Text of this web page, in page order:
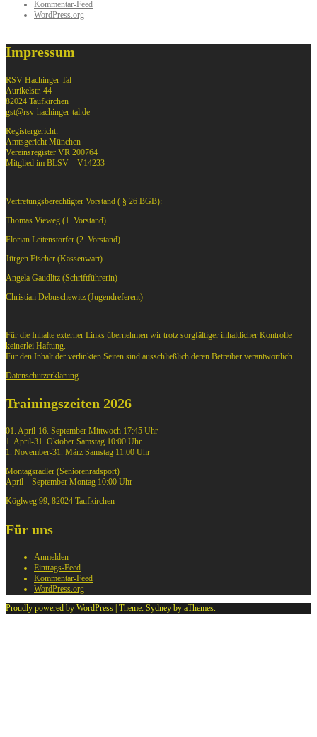
Kommentar-Feed
WordPress.org
Impressum
RSV Hachinger Tal
Aurikelstr. 44
82024 Taufkirchen
gst@rsv-hachinger-tal.de
Registergericht:
Amtsgericht München
Vereinsregister VR 200764
Mitglied im BLSV – V14233
Vertretungsberechtigter Vorstand ( § 26 BGB):
Thomas Vieweg (1. Vorstand)
Florian Leitenstorfer (2. Vorstand)
Jürgen Fischer (Kassenwart)
Angela Gaudlitz (Schriftführerin)
Christian Debuschewitz (Jugendreferent)
Für die Inhalte externer Links übernehmen wir trotz sorgfältiger inhaltlicher Kontrolle
keinerlei Haftung.
Für den Inhalt der verlinkten Seiten sind ausschließlich deren Betreiber verantwortlich.
Datenschutzerklärung
Trainingszeiten 2026
01. April-16. September Mittwoch 17:45 Uhr
1. April-31. Oktober Samstag 10:00 Uhr
1. November-31. März Samstag 11:00 Uhr
Montagsradler (Seniorenradsport)
April – September Montag 10:00 Uhr
Köglweg 99, 82024 Taufkirchen
Für uns
Anmelden
Eintrags-Feed
Kommentar-Feed
WordPress.org
Proudly powered by WordPress Theme: Sydney by aThemes.